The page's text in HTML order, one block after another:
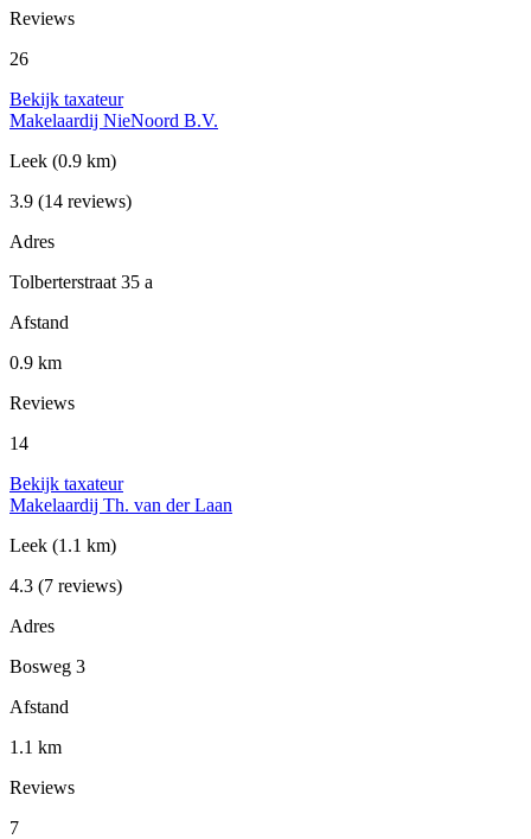
Reviews
26
Bekijk taxateur
Makelaardij NieNoord B.V.
Leek (0.9 km)
3.9 (14 reviews)
Adres
Tolberterstraat 35 a
Afstand
0.9 km
Reviews
14
Bekijk taxateur
Makelaardij Th. van der Laan
Leek (1.1 km)
4.3 (7 reviews)
Adres
Bosweg 3
Afstand
1.1 km
Reviews
7